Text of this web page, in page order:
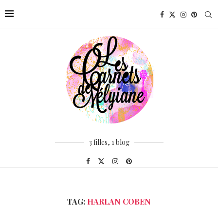
3 filles, 1 blog
TAG: HARLAN COBEN